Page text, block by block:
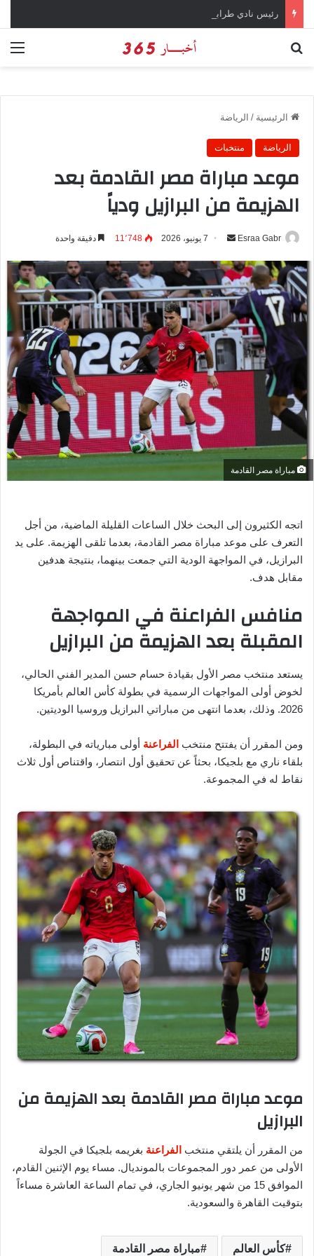
الرئيسية / الرياضة
الرياضة منتخبات
موعد مباراة مصر القادمة بعد
الهزيمة من البرازيل ودياً
Esraa Gabr
س
ل
ب
ر
ي
د
ا
ل
ك
ر
7 يونيو، 2026 11٬748 دقيقة واحدة
مباراة مصر القادمة
اتجه الكثيرون إلى البحث خلال الساعات القليلة الماضية، من أجل
التعرف على موعد مباراة مصر القادمة، بعدما تلقى الهزيمة. على يد
البرازيل، في المواجهة الودية التي جمعت بينهما، بنتيجة هدفين
مقابل هدف.
منافس الفراعنة في المواجهة
المقبلة بعد الهزيمة من البرازيل
يستعد منتخب مصر الأول بقيادة حسام حسن المدير الفني الحالي،
لخوض أولى المواجهات الرسمية في بطولة كأس العالم بأمريكا
2026. وذلك، بعدما انتهى من مباراتي البرازيل وروسيا الوديتين.
ومن المقرر أن يفتتح منتخب الفراعنة أولى مبارياته في البطولة،
بلقاء ناري مع بلجيكا، بحثاً عن تحقيق أول انتصار، واقتناص أول ثلاث
نقاط له في المجموعة.
موعد مباراة مصر القادمة بعد الهزيمة من
البرازيل
من المقرر أن يلتقي منتخب الفراعنة بغريمه بلجيكا في الجولة
الأولى من عمر دور المجموعات بالمونديال. مساء يوم الإثنين القادم،
الموافق 15 من شهر يونيو الجاري، في تمام الساعة العاشرة مساءاً
بتوقيت القاهرة والسعودية.
كأس العالم مباراة مصر القادمة